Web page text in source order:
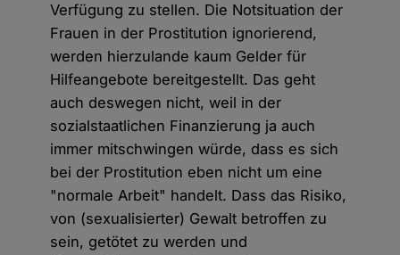
Verfügung zu stellen. Die Notsituation der
Frauen in der Prostitution ignorierend,
werden hierzulande kaum Gelder für
Hilfeangebote bereitgestellt. Das geht
auch deswegen nicht, weil in der
sozialstaatlichen Finanzierung ja auch
immer mitschwingen würde, dass es sich
bei der Prostitution eben nicht um eine
"normale Arbeit" handelt. Dass das Risiko,
von (sexualisierter) Gewalt betroffen zu
sein, getötet zu werden und